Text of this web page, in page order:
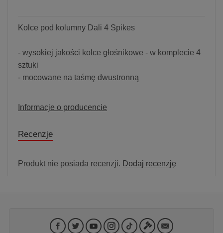
Kolce pod kolumny Dali 4 Spikes
- wysokiej jakości kolce głośnikowe - w komplecie 4
sztuki
- mocowane na taśmę dwustronną
Informacje o producencie
Recenzje
Produkt nie posiada recenzji. Dodaj recenzję